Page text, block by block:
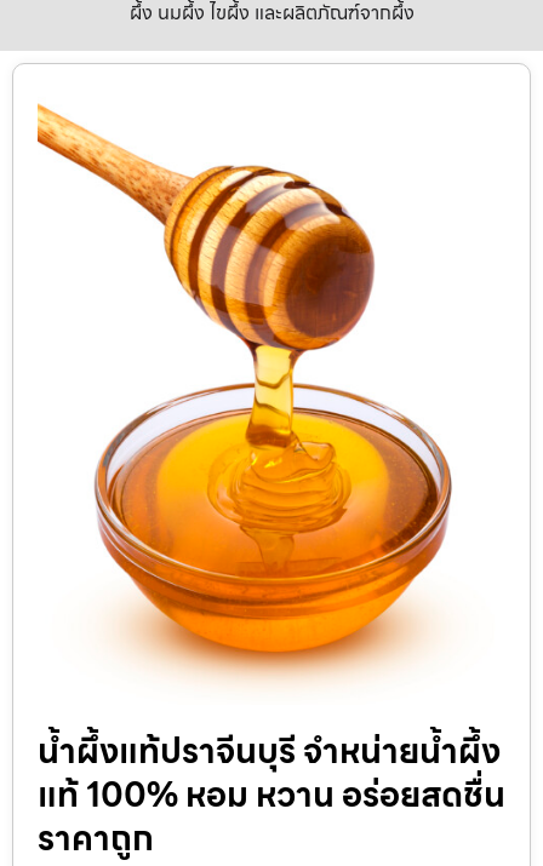
ผึ้ง นมผึ้ง ไขผึ้ง และผลิตภัณฑ์จากผึ้ง
น้ำผึ้งแท้ปราจีนบุรี จำหน่ายน้ำผึ้ง
แท้ 100% หอม หวาน อร่อยสดชื่น
ราคาถูก